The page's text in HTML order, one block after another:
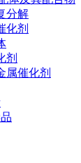
分解
化剂
剂
属催化剂